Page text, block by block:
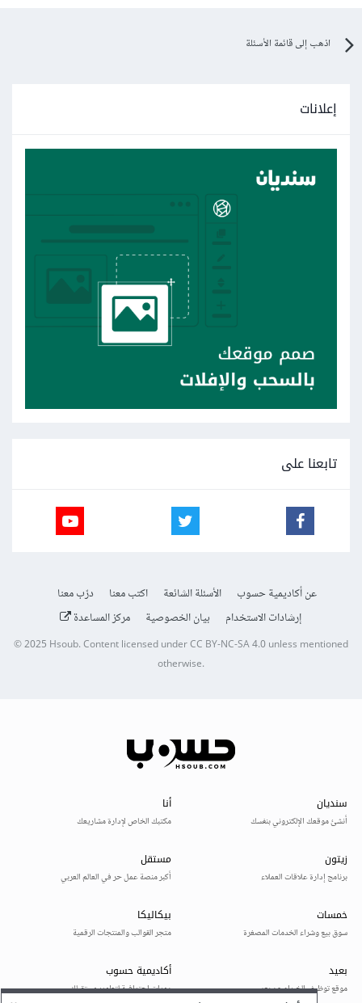
اذهب إلى قائمة الأسئلة
إعلانات
تابعنا على
عن أكاديمية حسوب الأسئلة الشائعة اكتب معنا
درّب معنا
إرشادات الاستخدام
بيان الخصوصية مركز المساعدة
© 2025Hsoub.Content licensed underCC BY-NC-SA 4.0unless mentioned
otherwise.